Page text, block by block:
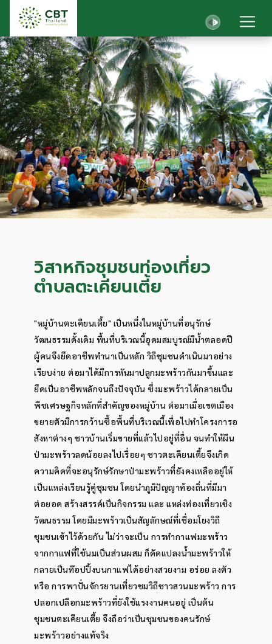
วิสาหกิจชุมชนท่องเที่ยว
ตำบลตะเคียนเตี้ย
"หมู่บ้านตะเคียนเตี้ย" เป็นหนึ่งในหมู่บ้านที่อนุรักษ์
วัฒนธรรมดั้งเดิม พื้นที่บริเวณนี้อุดมสมบูรณ์มีน้ำตลอดปี
ผู้คนจึงยึดอาชีพทำนาเป็นหลัก วิถีชุมชนดำเนินมาอย่าง
เรียบง่าย ต่อมาได้มีการหันมาปลูกมะพร้าวกันมาขึ้นและ
ยึดเป็นอาชีพหลักจนถึงปัจจุบัน ซึ่งมะพร้าวได้กลายเป็น
พืชเศรษฐกิจหลักที่สำคัญของหมู่บ้าน ต่อมาเมื่อเขตเมือง
ขยายตัวมีการกว้านซื้อพื้นที่บริเวณนี้เพื่อไปทำโครงการอ
สังหาต่างๆ ชาวบ้านเริ่มขายที่แล้วไปอยู่ที่อื่น จนทำให้ผืน
ป่ามะพร้าวลดน้อยลงไปเรื่อยๆ ชาวตะเคียนเตี้ยจึงเกิด
ความคิดที่จะอนุรักษ์รักษาป่ามะพร้าวที่ยังคงเหลืออยู่ให้
เป็นแหล่งเรียนรู้คู่ชุมชน โดยนำภูมิปัญญาท้องถิ่นที่มีมา
ต่อยอด สร้างสรรค์เป็นกิจกรรม และ แหล่งท่องเที่ยวเชิง
วัฒนธรรม โดยมีมะพร้าวเป็นสัญลักษณ์ที่เชื่อมโยงวิถี
ชุมชนเข้าไว้ด้วยกัน ไม่ว่าจะเป็น การทำกาแฟมะพร้าว
จากกาแฟที่ใช้นมเป็นส่วนผสม ก็ดัดแปลงน้ำมะพร้าวให้
กลายเป็นท๊อปปิ้งบนกาแฟได้อย่างสวยงาม อร่อย ลงตัว
หรือ การพาปั่นจักรยานเที่ยวชมวิถีชาวสวนมะพร้าว การ
ปลอกเปลือกมะพร้าวที่ยังใช้แรงงานคนอยู่ เป็นต้น
ชุมชนตะเคียนเตี้ย จึงถือว่าเป็นชุมชนของคนรักษ์
มะพร้าวอย่างแท้จริง